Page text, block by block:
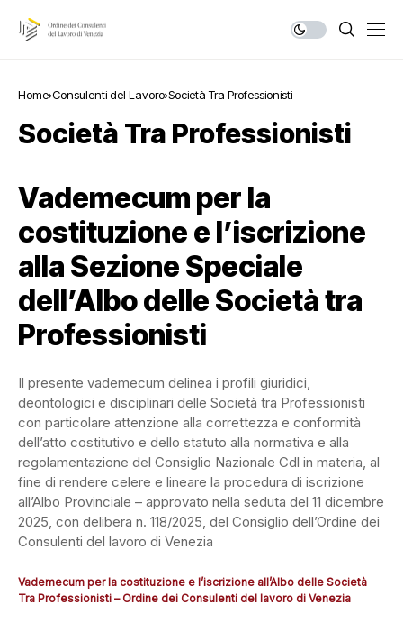
Home Consulenti del Lavoro Società Tra Professionisti
Società Tra Professionisti
Vademecum per la
costituzione e l’iscrizione
alla Sezione Speciale
dell’Albo delle Società tra
Professionisti
Il presente vademecum delinea i profili giuridici,
deontologici e disciplinari delle Società tra Professionisti
con particolare attenzione alla correttezza e conformità
dell’atto costitutivo e dello statuto alla normativa e alla
regolamentazione del Consiglio Nazionale Cdl in materia, al
fine di rendere celere e lineare la procedura di iscrizione
all’Albo Provinciale – approvato nella seduta del 11 dicembre
2025, con delibera n. 118/2025, del Consiglio dell’Ordine dei
Consulenti del lavoro di Venezia
Vademecum per la costituzione e l’iscrizione all’Albo delle Società
Tra Professionisti – Ordine dei Consulenti del lavoro di Venezia